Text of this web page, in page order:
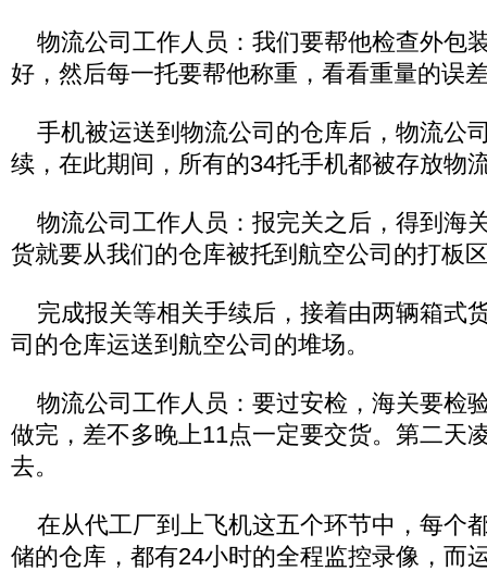
物流公司工作人员：我们要帮他检查外包
好，然后每一托要帮他称重，看看重量的误
手机被运送到物流公司的仓库后，物流公
续，在此期间，所有的34托手机都被存放物
物流公司工作人员：报完关之后，得到海
货就要从我们的仓库被托到航空公司的打板
完成报关等相关手续后，接着由两辆箱式
司的仓库运送到航空公司的堆场。
物流公司工作人员：要过安检，海关要检
做完，差不多晚上11点一定要交货。第二天
去。
在从代工厂到上飞机这五个环节中，每个
储的仓库，都有24小时的全程监控录像，而